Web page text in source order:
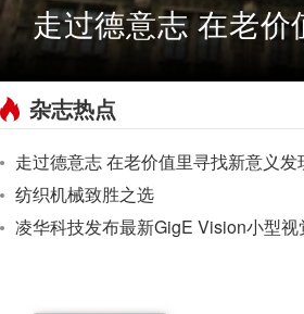
走过德意志 在老
杂志热点
走过德意志 在老价值里寻找新意义发
纺织机械致胜之选
凌华科技发布最新GigE Vision小型视